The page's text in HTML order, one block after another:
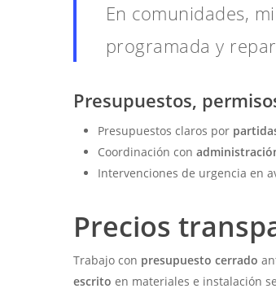
En comunidades,
programada y
Presupuestos,
Presupuestos claros por
Coordinación con
Intervenciones de urgencia en
Precios
Trabajo con presupuesto cerrado
escrito en materiales e instalación